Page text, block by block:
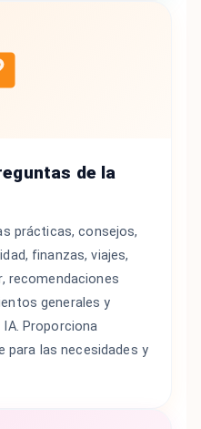
de la
prácticas, consejos,
finanzas, viajes,
recomendaciones
generales y
Proporciona
para las necesidades y